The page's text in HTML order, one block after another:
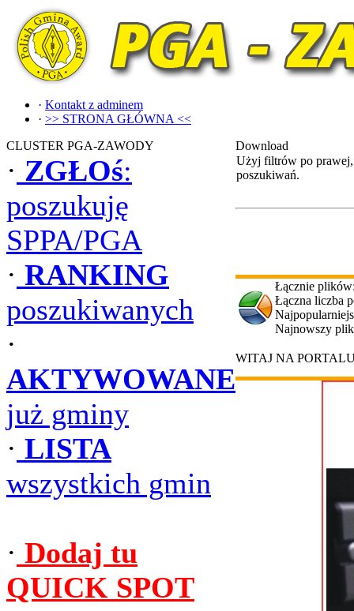
· Kontakt z adminem
· >> STRONA GŁÓWNA <<
CLUSTER PGA-ZAWODY
· ZGŁOś:
poszukuję
SPPA/PGA
· RANKING
poszukiwanych
·
AKTYWOWANE
już gminy
· LISTA
wszystkich gmin
· Dodaj tu
QUICK SPOT
Download
Użyj filtrów po prawej,
poszukiwań.
Łącznie
Łączna liczba
Najnowszy
WITAJ NA